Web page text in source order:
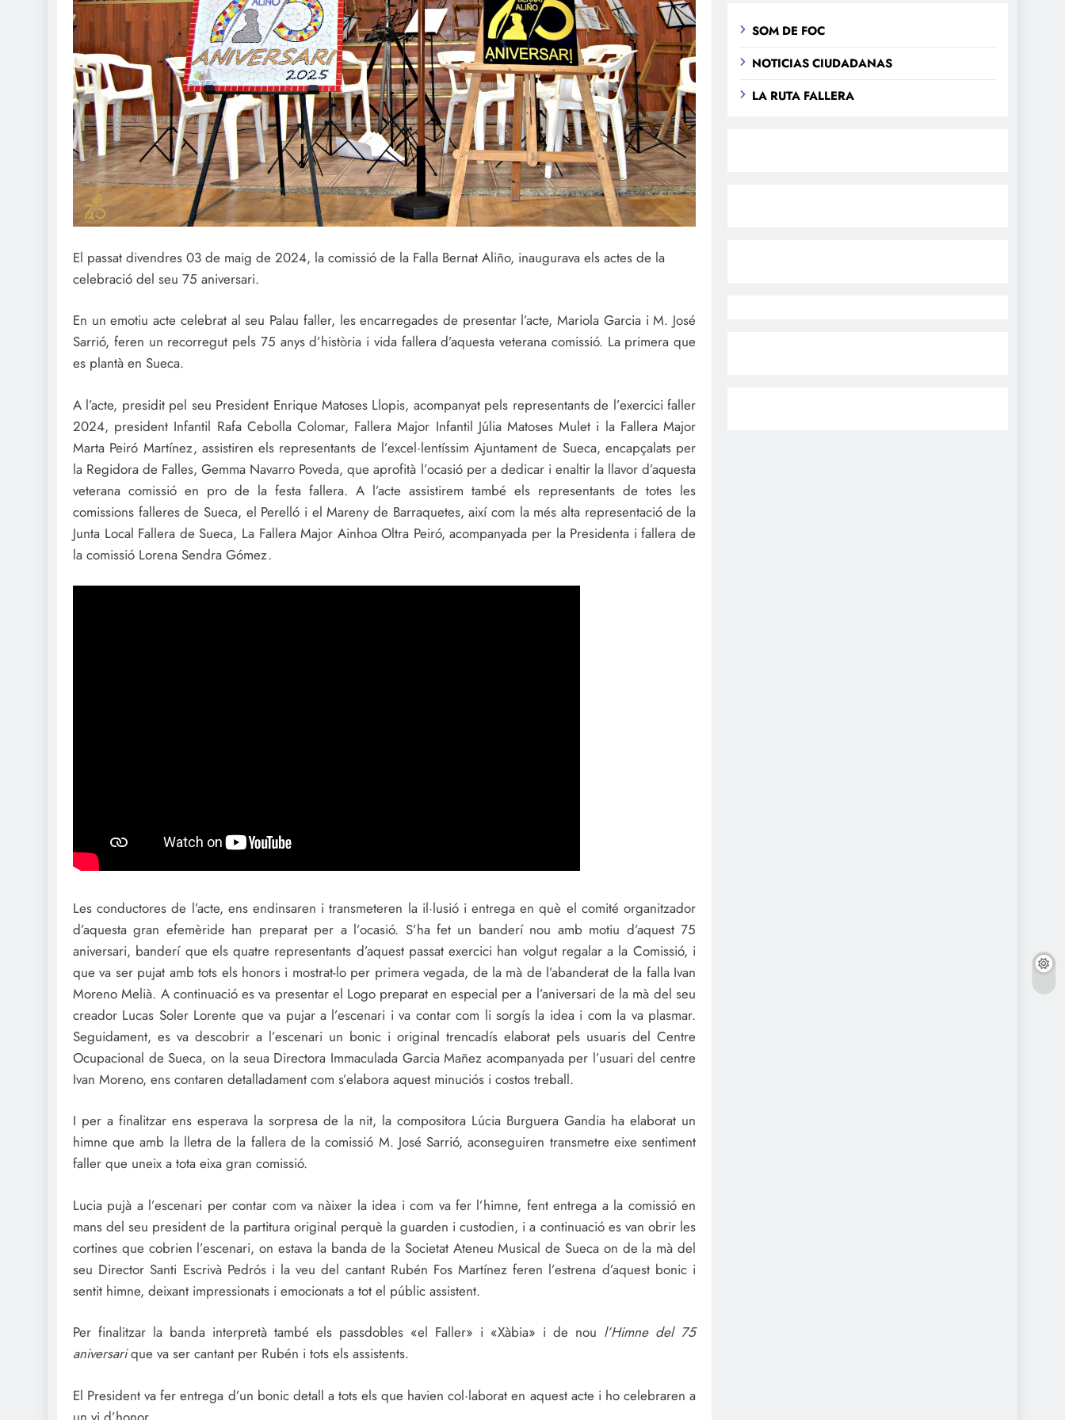
El passat divendres 03 de maig de 2024, la comissió de la Falla Bernat Aliño, inaugurava els actes de la
celebració del seu 75 aniversari.
En un emotiu acte celebrat al seu Palau faller, les encarregades de presentar l’acte, Mariola Garcia i M. José
Sarrió, feren un recorregut pels 75 anys d’història i vida fallera d’aquesta veterana comissió. La primera que
es plantà en Sueca.
A l’acte, presidit pel seu President Enrique Matoses Llopis, acompanyat pels representants de l’exercici faller
2024, president Infantil Rafa Cebolla Colomar, Fallera Major Infantil Júlia Matoses Mulet i la Fallera Major
Marta Peiró Martínez, assistiren els representants de l’excel·lentíssim Ajuntament de Sueca, encapçalats per
la Regidora de Falles, Gemma Navarro Poveda, que aprofità l’ocasió per a dedicar i enaltir la llavor d’aquesta
veterana comissió en pro de la festa fallera. A l’acte assistirem també els representants de totes les
comissions falleres de Sueca, el Perelló i el Mareny de Barraquetes, així com la més alta representació de la
Junta Local Fallera de Sueca, La Fallera Major Ainhoa Oltra Peiró, acompanyada per la Presidenta i fallera de
la comissió Lorena Sendra Gómez.
Les conductores de l’acte, ens endinsaren i transmeteren la il·lusió i entrega en què el comité organitzador
d’aquesta gran efemèride han preparat per a l’ocasió. S’ha fet un banderí nou amb motiu d’aquest 75
aniversari, banderí que els quatre representants d’aquest passat exercici han volgut regalar a la Comissió, i
que va ser pujat amb tots els honors i mostrat-lo per primera vegada, de la mà de l’abanderat de la falla Ivan
Moreno Melià. A continuació es va presentar el Logo preparat en especial per a l’aniversari de la mà del seu
creador Lucas Soler Lorente que va pujar a l’escenari i va contar com li sorgís la idea i com la va plasmar.
Seguidament, es va descobrir a l’escenari un bonic i original trencadís elaborat pels usuaris del Centre
Ocupacional de Sueca, on la seua Directora Immaculada Garcia Mañez acompanyada per l’usuari del centre
Ivan Moreno, ens contaren detalladament com s’elabora aquest minuciós i costos treball.
I per a finalitzar ens esperava la sorpresa de la nit, la compositora Lúcia Burguera Gandia ha elaborat un
himne que amb la lletra de la fallera de la comissió M. José Sarrió, aconseguiren transmetre eixe sentiment
faller que uneix a tota eixa gran comissió.
Lucia pujà a l’escenari per contar com va nàixer la idea i com va fer l’himne, fent entrega a la comissió en
mans del seu president de la partitura original perquè la guarden i custodien, i a continuació es van obrir les
cortines que cobrien l’escenari, on estava la banda de la Societat Ateneu Musical de Sueca on de la mà del
seu Director Santi Escrivà Pedrós i la veu del cantant Rubén Fos Martínez feren l’estrena d’aquest bonic i
sentit himne, deixant impressionats i emocionats a tot el públic assistent.
Per finalitzar la banda interpretà també els passdobles «el Faller» i «Xàbia» i de nou l’Himne del 75
aniversarique va ser cantant per Rubén i tots els assistents.
El President va fer entrega d’un bonic detall a tots els que havien col·laborat en aquest acte i ho celebraren a
SOM DE FOC
NOTICIAS CIUDADANAS
LA RUTA FALLERA